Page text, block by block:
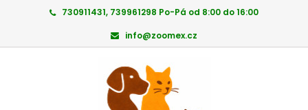
730911431, 739961298 Po-Pá od 8:00 do 16:00
info@zoomex.cz